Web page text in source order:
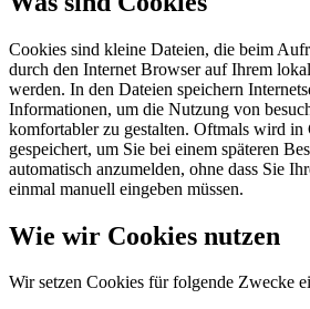
Cookies sind kleine Dateien, die beim
durch den Internet Browser auf Ihrem
werden. In den Dateien speichern
Informationen, um die Nutzung von
komfortabler zu gestalten. Oftmals wird
gespeichert, um Sie bei einem späteren
automatisch anzumelden, ohne dass Sie
einmal manuell eingeben müssen.
Wie wir Cookies nutzen
Wir setzen Cookies für folgende Zwecke